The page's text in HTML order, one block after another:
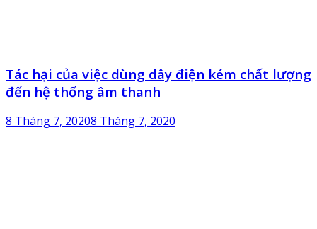
Tác hại của việc dùng dây điện kém chất lượng
đến hệ thống âm thanh
8 Tháng 7, 20208 Tháng 7, 2020